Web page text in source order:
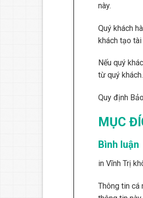
này.
Quý khách
khách tạo
Nếu quý
từ quý khách.
Quy định
MỤC
Bình luận
in Vĩnh Trị
Thông tin cá